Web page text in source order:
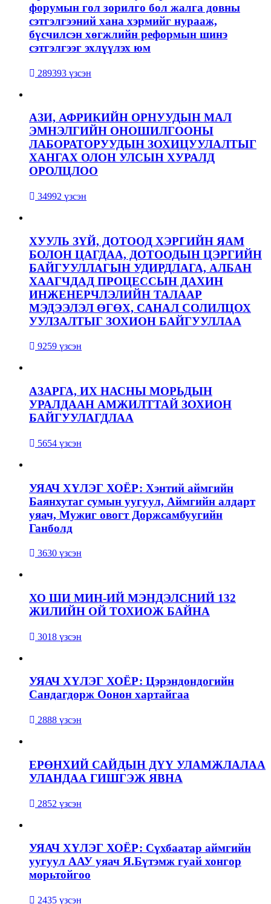
форумын гол зорилго бол жалга довны
сэтгэлгээний хана хэрмийг нурааж,
бүсчилсэн хөгжлийн реформын шинэ
сэтгэлгээг эхлүүлэх юм
289393 үзсэн
АЗИ, АФРИКИЙН ОРНУУДЫН МАЛ
ЭМНЭЛГИЙН ОНОШИЛГООНЫ
ЛАБОРАТОРУУДЫН ЗОХИЦУУЛАЛТЫГ
ХАНГАХ ОЛОН УЛСЫН ХУРАЛД
ОРОЛЦЛОО
34992 үзсэн
ХУУЛЬ ЗҮЙ, ДОТООД ХЭРГИЙН ЯАМ
БОЛОН ЦАГДАА, ДОТООДЫН ЦЭРГИЙН
БАЙГУУЛЛАГЫН УДИРДЛАГА, АЛБАН
ХААГЧДАД ПРОЦЕССЫН ДАХИН
ИНЖЕНЕРЧЛЭЛИЙН ТАЛААР
МЭДЭЭЛЭЛ ӨГӨХ, САНАЛ СОЛИЛЦОХ
УУЛЗАЛТЫГ ЗОХИОН БАЙГУУЛЛАА
9259 үзсэн
АЗАРГА, ИХ НАСНЫ МОРЬДЫН
УРАЛДААН АМЖИЛТТАЙ ЗОХИОН
БАЙГУУЛАГДЛАА
5654 үзсэн
УЯАЧ ХҮЛЭГ ХОЁР: Хэнтий аймгийн
Баянхутаг сумын уугуул, Аймгийн алдарт
уяач, Мужиг овогт Доржсамбуугийн
Ганболд
3630 үзсэн
ХО ШИ МИН-ИЙ МЭНДЭЛСНИЙ 132
ЖИЛИЙН ОЙ ТОХИОЖ БАЙНА
3018 үзсэн
УЯАЧ ХҮЛЭГ ХОЁР: Цэрэндондогийн
Сандагдорж Оонон хартайгаа
2888 үзсэн
ЕРӨНХИЙ САЙДЫН ДҮҮ УЛАМЖЛАЛАА
УЛАНДАА ГИШГЭЖ ЯВНА
2852 үзсэн
УЯАЧ ХҮЛЭГ ХОЁР: Сүхбаатар аймгийн
уугуул ААУ уяач Я.Бүтэмж гуай хонгор
морьтойгоо
2435 үзсэн